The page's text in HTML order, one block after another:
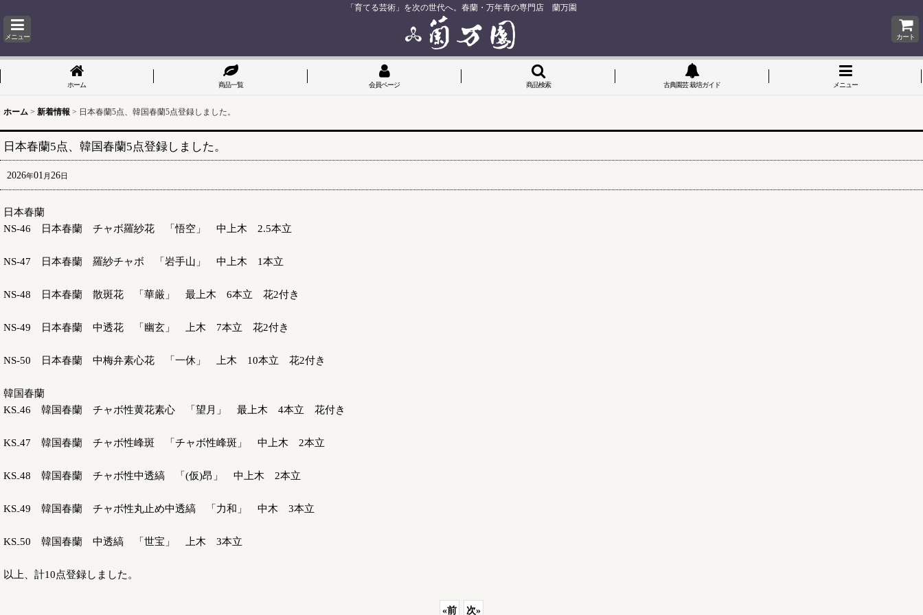
「育てる芸術」を次の世代へ。春蘭・万年青の専門店 蘭万園
メニュー カート
ホーム 商品一覧 会員ページ 商品検索 古典園芸 栽培ガイド メニュー
ホーム > 新着情報 > 日本春蘭5点、韓国春蘭5点登録しました。
日本春蘭5点、韓国春蘭5点登録しました。
2026年01 月 26日
日本春蘭
NS-46 日本春蘭 チャボ羅紗花 「悟空」 中上木 2.5本立
NS-47 日本春蘭 羅紗チャボ 「岩手山」 中上木 1本立
NS-48 日本春蘭 散斑花 「華厳」 最上木 6本立 花2付き
NS-49 日本春蘭 中透花 「幽玄」 上木 7本立 花2付き
NS-50 日本春蘭 中梅弁素心花 「一休」 上木 10本立 花2付き
韓国春蘭
KS₋46 韓国春蘭 チャボ性黄花素心 「望月」 最上木 4本立 花付き
KS₋47 韓国春蘭 チャボ性峰斑 「チャボ性峰斑」 中上木 2本立
KS₋48 韓国春蘭 チャボ性中透縞 「(仮)昂」 中上木 2本立
KS₋49 韓国春蘭 チャボ性丸止め中透縞 「力和」 中木 3本立
KS₋50 韓国春蘭 中透縞 「世宝」 上木 3本立
以上、計10点登録しました。
«前 次»